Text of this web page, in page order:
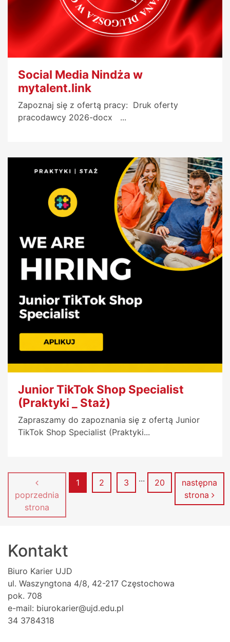
Social Media Nindża w
mytalent.link
Zapoznaj się z ofertą pracy: Druk oferty
pracodawcy 2026-docx ...
Junior TikTok Shop Specialist
(Praktyki _ Staż)
Zapraszamy do zapoznania się z ofertą Junior
TikTok Shop Specialist (Praktyki...
poprzednia
strona
Strona
1 Strona
2 Strona
3 ... Strona
20
następna
strona
Kontakt
Biuro Karier UJD
ul. Waszyngtona 4/8, 42-217 Częstochowa
pok. 708
e-mail: biurokarier@ujd.edu.pl
34 3784318